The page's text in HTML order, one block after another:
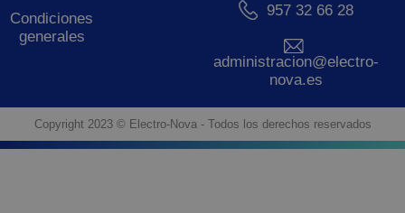
Condiciones
generales
957 32 66 28
administracion@electro-
nova.es
Copyright 2023 © Electro-Nova - Todos los derechos reservados